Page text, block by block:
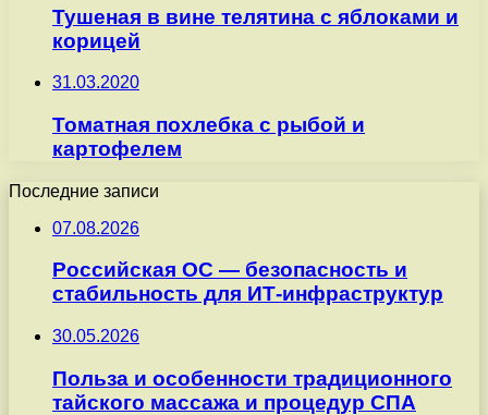
Тушеная в вине телятина с яблоками и
корицей
31.03.2020
Томатная похлебка с рыбой и
картофелем
Последние записи
07.08.2026
Российская ОС — безопасность и
стабильность для ИТ-инфраструктур
30.05.2026
Польза и особенности традиционного
тайского массажа и процедур СПА